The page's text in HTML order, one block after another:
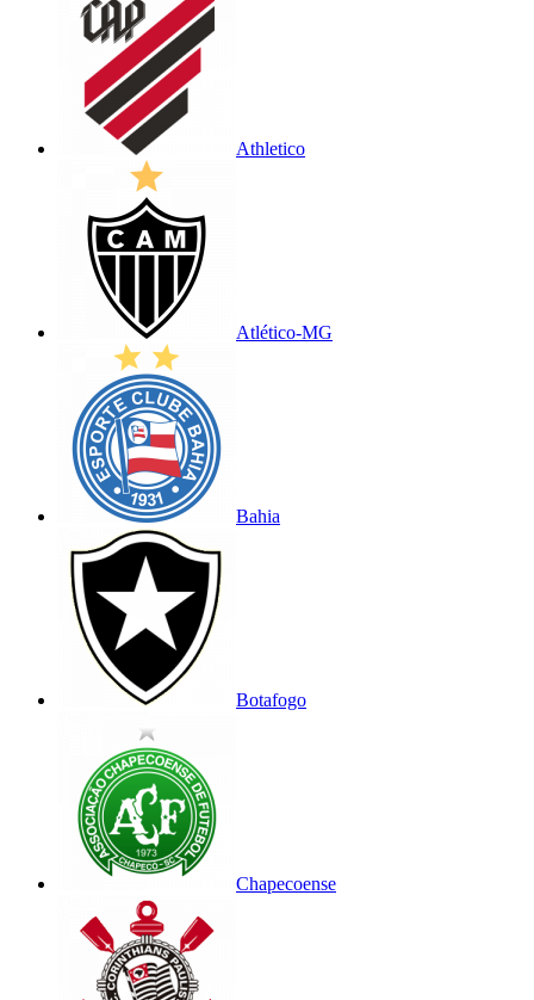
Athletico
Atlético-MG
Bahia
Botafogo
Chapecoense